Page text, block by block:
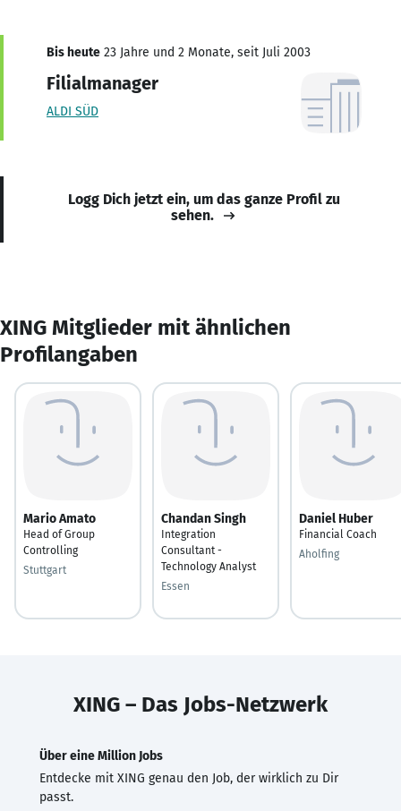
Bis heute 23 Jahre und 2 Monate, seit Juli 2003
Filialmanager
ALDI SÜD
Logg Dich jetzt ein, um das ganze Profil zu
sehen.
XING Mitglieder mit ähnlichen
Profilangaben
Mario Amato
Head of Group
Controlling
Stuttgart
Chandan Singh
Integration
Consultant -
Technology Analyst
Essen
Daniel Huber
Financial Coach
Aholfing
XING – Das Jobs-Netzwerk
Über eine Million Jobs
Entdecke mit XING genau den Job, der wirklich zu Dir
passt.